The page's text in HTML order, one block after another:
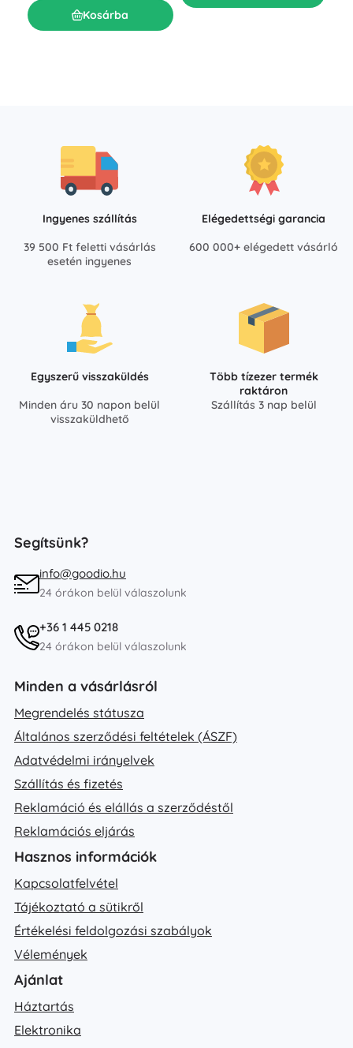
Kosárba
Ingyenes szállítás
39 500 Ft feletti vásárlás
esetén ingyenes
Elégedettségi garancia
600 000+ elégedett vásárló
Egyszerű visszaküldés
Minden áru 30 napon belül
visszaküldhető
Több tízezer termék
raktáron
Szállítás 3 nap belül
Segítsünk?
info@goodio.hu
24 órákon belül válaszolunk
+36 1 445 0218
24 órákon belül válaszolunk
Minden a vásárlásról
Megrendelés státusza
Általános szerződési feltételek (ÁSZF)
Adatvédelmi irányelvek
Szállítás és fizetés
Reklamáció és elállás a szerződéstől
Reklamációs eljárás
Hasznos információk
Kapcsolatfelvétel
Tájékoztató a sütikről
Értékelési feldolgozási szabályok
Vélemények
Ajánlat
Háztartás
Elektronika